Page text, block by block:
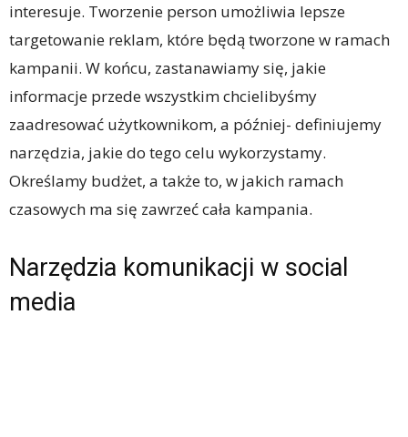
interesuje. Tworzenie person umożliwia lepsze
targetowanie reklam, które będą tworzone w ramach
kampanii. W końcu, zastanawiamy się, jakie
informacje przede wszystkim chcielibyśmy
zaadresować użytkownikom, a później- definiujemy
narzędzia, jakie do tego celu wykorzystamy.
Określamy budżet, a także to, w jakich ramach
czasowych ma się zawrzeć cała kampania.
Narzędzia komunikacji w social
media